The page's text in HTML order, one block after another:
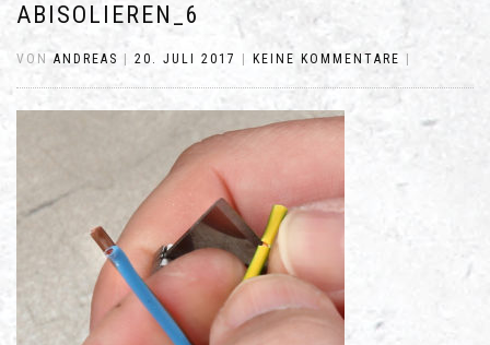
ABISOLIEREN_6
VONANDREAS 20. JULI 2017 KEINE KOMMENTARE